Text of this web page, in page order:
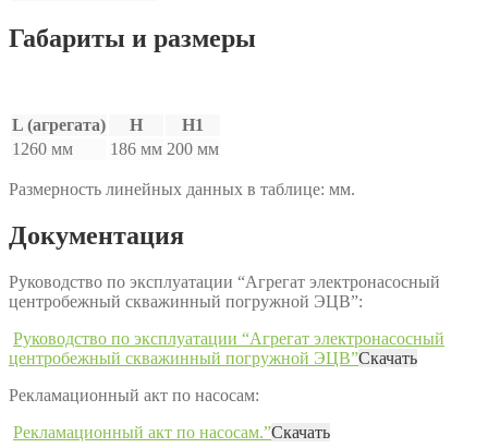
Габариты и размеры
L (агрегата) H
H1
1260 мм
186 мм 200 мм
Размерность линейных данных в таблице: мм.
Документация
Руководство по эксплуатации “Агрегат электронасосный
центробежный скважинный погружной ЭЦВ”:
Руководство по эксплуатации “Агрегат электронасосный
центробежный скважинный погружной ЭЦВ”Скачать
Рекламационный акт по насосам:
Рекламационный акт по насосам.”Скачать